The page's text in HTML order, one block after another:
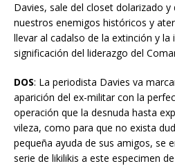
Davies, sale del closet dolarizado y
nuestros enemigos históricos y
llevar al cadalso de la extinción y la
significación del liderazgo del
DOS: La periodista Davies va
aparición del ex-militar con la
operación que la desnuda hasta
vileza, como para que no exista
pequeña ayuda de sus amigos, se
serie de likilikis a este especimen